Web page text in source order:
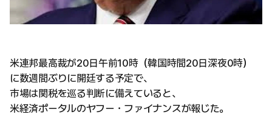
米連邦最高裁が20日午前10時（韓国時間20日深夜0時）
に数週間ぶりに開廷する予定で、
市場は関税を巡る判断に備えていると、
米経済ポータルのヤフー・ファイナンスが報じた。